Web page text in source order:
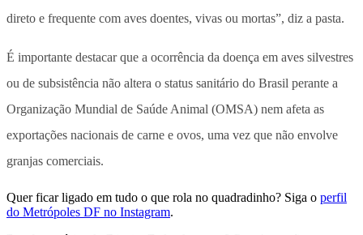
direto e frequente com aves doentes, vivas ou mortas”, diz a pasta.
É importante destacar que a ocorrência da doença em aves silvestres
ou de subsistência não altera o status sanitário do Brasil perante a
Organização Mundial de Saúde Animal (OMSA) nem afeta as
exportações nacionais de carne e ovos, uma vez que não envolve
granjas comerciais.
Quer ficar ligado em tudo o que rola no quadradinho? Siga o perfil
do Metrópoles DF no Instagram.